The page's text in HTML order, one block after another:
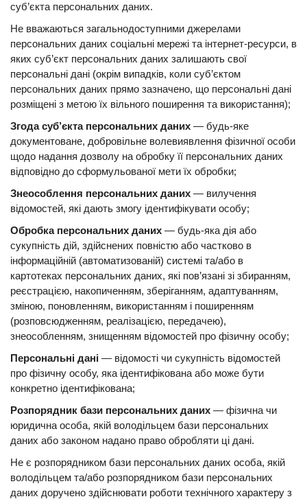
суб’єкта персональних даних.
Не вважаються загальнодоступними джерелами
персональних даних соціальні мережі та інтернет-ресурси, в
яких суб’єкт персональних даних залишають свої
персональні дані (окрім випадків, коли суб’єктом
персональних даних прямо зазначено, що персональні дані
розміщені з метою їх вільного поширення та використання);
Згода суб’єкта персональних даних — будь-яке
документоване, добровільне волевиявлення фізичної особи
щодо надання дозволу на обробку її персональних даних
відповідно до сформульованої мети їх обробки;
Знеособлення персональних даних — вилучення
відомостей, які дають змогу ідентифікувати особу;
Обробка персональних даних — будь-яка дія або
сукупність дій, здійснених повністю або частково в
інформаційній (автоматизованій) системі та/або в
картотеках персональних даних, які пов’язані зі збиранням,
реєстрацією, накопиченням, зберіганням, адаптуванням,
зміною, поновленням, використанням і поширенням
(розповсюдженням, реалізацією, передачею),
знеособленням, знищенням відомостей про фізичну особу;
Персональні дані — відомості чи сукупність відомостей
про фізичну особу, яка ідентифікована або може бути
конкретно ідентифікована;
Розпорядник бази персональних даних — фізична чи
юридична особа, якій володільцем бази персональних
даних або законом надано право обробляти ці дані.
Не є розпорядником бази персональних даних особа, якій
володільцем та/або розпорядником бази персональних
даних доручено здійснювати роботи технічного характеру з